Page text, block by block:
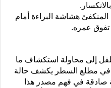
هشاشة البراءة أمام
عمره.
إلى محاولة استكشاف ما
في مطلع السطر يكشف حالة
صادقة في فهم مصدر هذا